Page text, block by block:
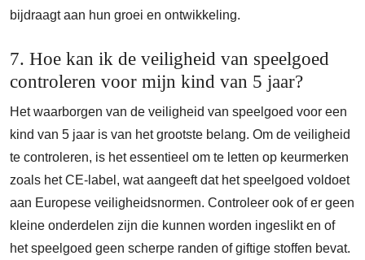
bijdraagt aan hun groei en ontwikkeling.
7. Hoe kan ik de veiligheid van speelgoed
controleren voor mijn kind van 5 jaar?
Het waarborgen van de veiligheid van speelgoed voor een
kind van 5 jaar is van het grootste belang. Om de veiligheid
te controleren, is het essentieel om te letten op keurmerken
zoals het CE-label, wat aangeeft dat het speelgoed voldoet
aan Europese veiligheidsnormen. Controleer ook of er geen
kleine onderdelen zijn die kunnen worden ingeslikt en of
het speelgoed geen scherpe randen of giftige stoffen bevat.